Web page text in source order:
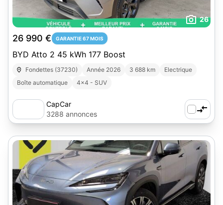
26
26 990 € GARANTIE 67 MOIS
BYD Atto 2 45 kWh 177 Boost
Fondettes (37230) Année 2026 3 688 km
Electrique
Boîte automatique
4x4 - SUV
CapCar
3288 annonces